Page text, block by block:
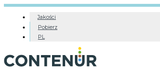
Jakości
Pobierz
PL